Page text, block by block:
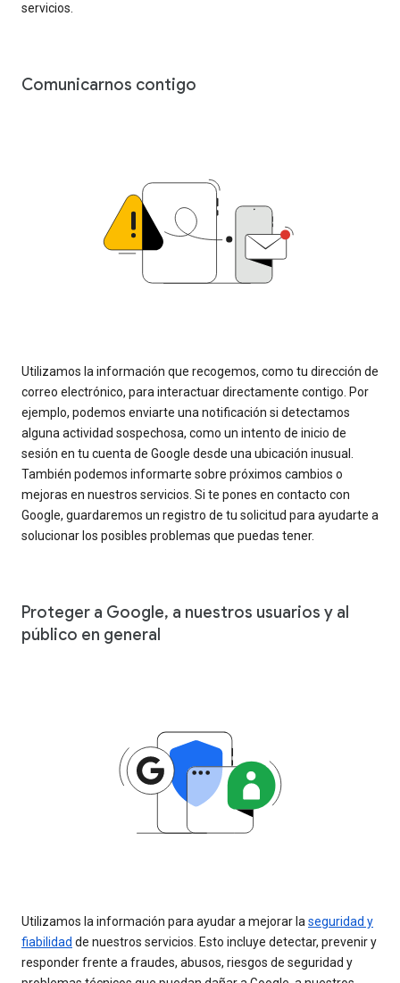
servicios.
Comunicarnos contigo
Utilizamos la información que recogemos, como tu dirección de
correo electrónico, para interactuar directamente contigo. Por
ejemplo, podemos enviarte una notificación si detectamos
alguna actividad sospechosa, como un intento de inicio de
sesión en tu cuenta de Google desde una ubicación inusual.
También podemos informarte sobre próximos cambios o
mejoras en nuestros servicios. Si te pones en contacto con
Google, guardaremos un registro de tu solicitud para ayudarte a
solucionar los posibles problemas que puedas tener.
Proteger a Google, a nuestros usuarios y al
público en general
Utilizamos la información para ayudar a mejorar la seguridad y
fiabilidad de nuestros servicios. Esto incluye detectar, prevenir y
responder frente a fraudes, abusos, riesgos de seguridad y